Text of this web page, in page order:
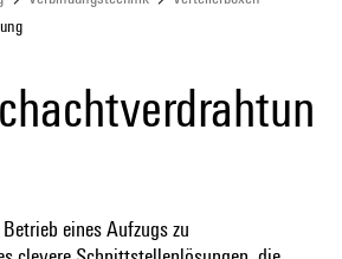
eines Aufzugs zu